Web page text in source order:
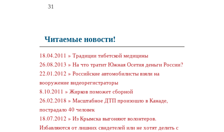
31
Читаемые новости!
18.04.2011 » Традиции тибетской медицины
26.08.2013 » На что тратит Южная Осетия деньги России?
22.01.2012 » Российские автомобилисты взяли на
вооружение видеорегистраторы
8.10.2011 » Жирков поможет сборной
26.02.2018 » Масштабное ДТП произошло в Канаде,
пострадало 40 человек
18.07.2012 » Из Крымска выгоняют волонтеров.
Избавляются от лишних свидетелей или не хотят делить с